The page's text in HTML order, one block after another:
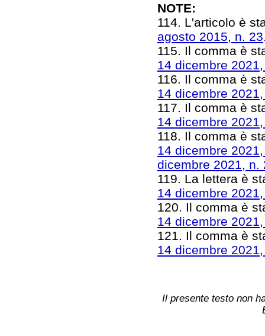
NOTE:
114. L'articolo è
agosto 2015, n. 23
115. Il comma è
14 dicembre
116. Il comma è
14 dicembre
117. Il comma è
14 dicembre
118. Il comma è
14 dicembre
dicembre 2021, n.
119. La lettera è
14 dicembre
120. Il comma è
14 dicembre
121. Il comma è
14 dicembre
Il presente testo non